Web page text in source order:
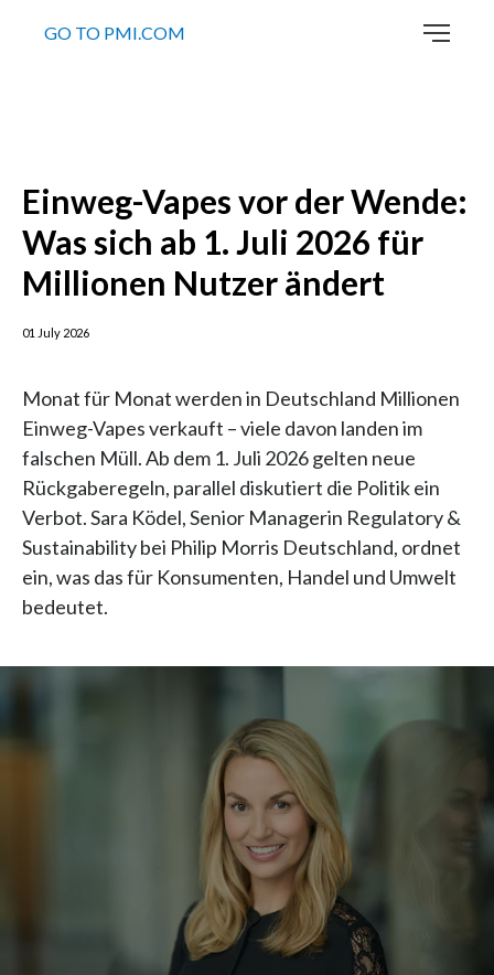
GO TO PMI.COM
Einweg-Vapes vor der Wende:
Was sich ab 1. Juli 2026 für
Millionen Nutzer ändert
01 July 2026
Monat für Monat werden in Deutschland Millionen
Einweg-Vapes verkauft – viele davon landen im
falschen Müll. Ab dem 1. Juli 2026 gelten neue
Rückgaberegeln, parallel diskutiert die Politik ein
Verbot. Sara Ködel, Senior Managerin Regulatory &
Sustainability bei Philip Morris Deutschland, ordnet
ein, was das für Konsumenten, Handel und Umwelt
bedeutet.